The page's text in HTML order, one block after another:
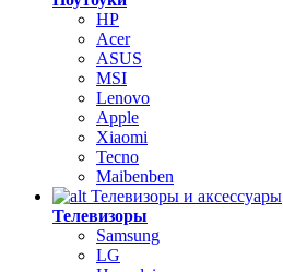
HP
Acer
ASUS
MSI
Lenovo
Apple
Xiaomi
Tecno
Maibenben
Телевизоры и аксессуары
Телевизоры
Samsung
LG